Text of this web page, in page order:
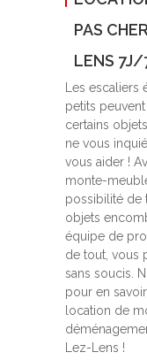
PAS
LENS 7J/
Les escaliers
petits
certains
ne vous
vous aider !
monte-
possibilité de
objets
équipe de
de tout, vous
sans soucis.
pour en
location de
Lez-Lens !